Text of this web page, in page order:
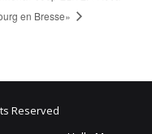
en Bresse»
Reserved